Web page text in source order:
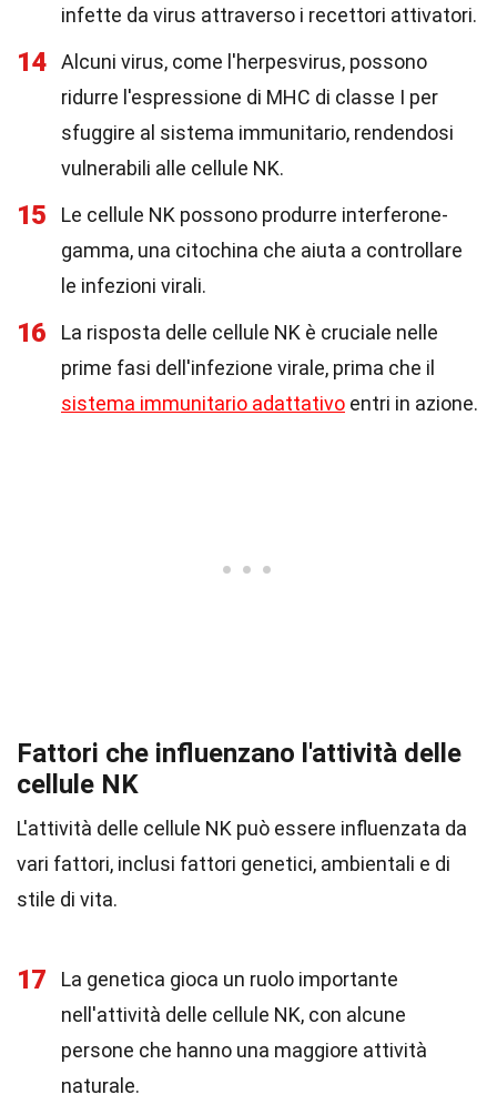
infette da virus attraverso i recettori attivatori.
14
Alcuni virus, come l'herpesvirus, possono
ridurre l'espressione di MHC di classe I per
sfuggire al sistema immunitario, rendendosi
vulnerabili alle cellule NK.
15
Le cellule NK possono produrre interferone-
gamma, una citochina che aiuta a controllare
le infezioni virali.
16
La risposta delle cellule NK è cruciale nelle
prime fasi dell'infezione virale, prima che il
sistema immunitario adattativo entri in azione.
Fattori che influenzano l'attività delle
cellule NK
L'attività delle cellule NK può essere influenzata da
vari fattori, inclusi fattori genetici, ambientali e di
stile di vita.
17
La genetica gioca un ruolo importante
nell'attività delle cellule NK, con alcune
persone che hanno una maggiore attività
naturale.